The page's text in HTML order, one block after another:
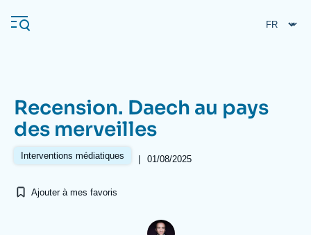
au
contenu
Navigation
principale
L'Ifri
Analyses
Recherches fréquentes
Recension. Daech au pays
des merveilles
Interventions médiatiques | 01/08/2025
Ajouter à mes favoris